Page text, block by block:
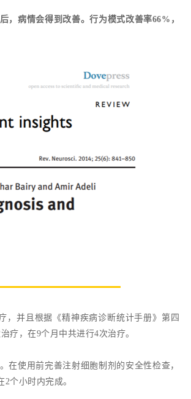
，病情会得到改善。行为模式改善率66%，
，并且根据《精神疾病诊断统计手册》第四
疗，在9个月中共进行4次治疗。
在使用前完善注射细胞制剂的安全性检查，
个小时内完成。